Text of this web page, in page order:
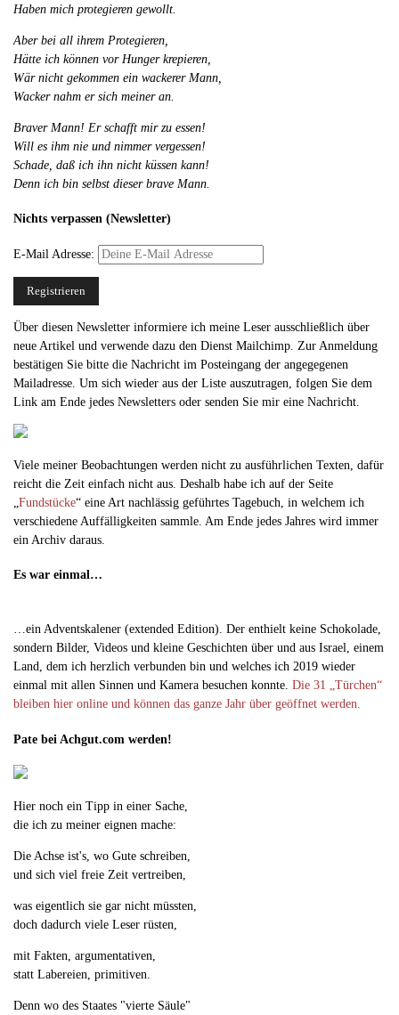
Haben mich protegieren gewollt.
Aber bei all ihrem Protegieren,
Hätte ich können vor Hunger krepieren,
Wär nicht gekommen ein wackerer Mann,
Wacker nahm er sich meiner an.
Braver Mann! Er schafft mir zu essen!
Will es ihm nie und nimmer vergessen!
Schade, daß ich ihn nicht küssen kann!
Denn ich bin selbst dieser brave Mann.
Nichts verpassen (Newsletter)
E-Mail Adresse:
Über diesen Newsletter informiere ich meine Leser ausschließlich über
neue Artikel und verwende dazu den Dienst Mailchimp. Zur Anmeldung
bestätigen Sie bitte die Nachricht im Posteingang der angegegenen
Mailadresse. Um sich wieder aus der Liste auszutragen, folgen Sie dem
Link am Ende jedes Newsletters oder senden Sie mir eine Nachricht.
Viele meiner Beobachtungen werden nicht zu ausführlichen Texten, dafür
reicht die Zeit einfach nicht aus. Deshalb habe ich auf der Seite
Fundstücke“ eine Art nachlässig geführtes Tagebuch, in welchem ich
verschiedene Auffälligkeiten sammle. Am Ende jedes Jahres wird immer
ein Archiv daraus.
Es war einmal…
…ein Adventskalener (extended Edition). Der enthielt keine Schokolade,
sondern Bilder, Videos und kleine Geschichten über und aus Israel, einem
Land, dem ich herzlich verbunden bin und welches ich 2019 wieder
einmal mit allen Sinnen und Kamera besuchen konnte. Die 31 „Türchen“
bleiben hier online und können das ganze Jahr über geöffnet werden.
Pate bei Achgut.com werden!
Hier noch ein Tipp in einer Sache,
die ich zu meiner eignen mache:
Die Achse ist's, wo Gute schreiben,
und sich viel freie Zeit vertreiben,
was eigentlich sie gar nicht müssten,
doch dadurch viele Leser rüsten,
mit Fakten, argumentativen,
statt Labereien, primitiven.
Denn wo des Staates "vierte Säule"